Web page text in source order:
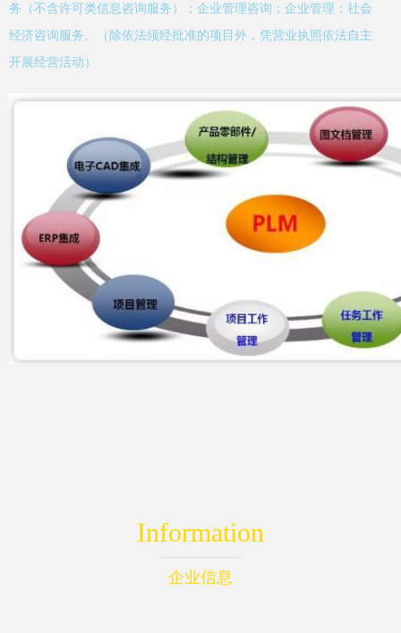
务（不含许可类信息咨询服务）；企业管理咨询；企业管理；社会
经济咨询服务。（除依法须经批准的项目外，凭营业执照依法自主
开展经营活动）
Information
企业信息